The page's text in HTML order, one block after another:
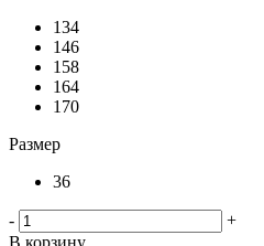
134
146
158
164
170
Размер
36
-
+
В корзину